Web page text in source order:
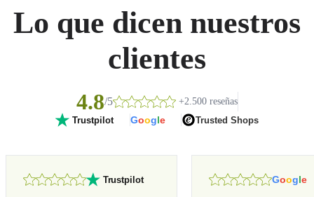
Lo que dicen nuestros
clientes
4.8/5 +2.500 reseñas
Trustpilot Google Trusted Shops
Trustpilot Google